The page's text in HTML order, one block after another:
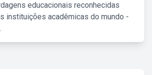
educacionais reconhecidas
instituições acadêmicas do mundo -